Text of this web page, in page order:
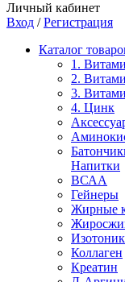
Личный кабинет
Вход / Регистрация
Каталог
1.
2.
3.
4. Цинк
Напитки
ВСАА
Гейнеры
Жирные
Коллаген
Креатин